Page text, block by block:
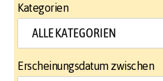
Kategorien
Erscheinungsdatum zwischen